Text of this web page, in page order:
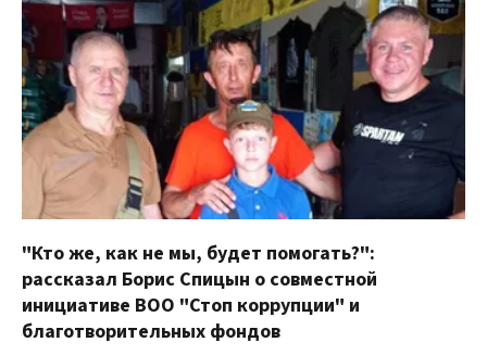
"Кто же, как не мы, будет помогать?":
рассказал Борис Спицын о совместной
инициативе ВОО "Стоп коррупции" и
благотворительных фондов